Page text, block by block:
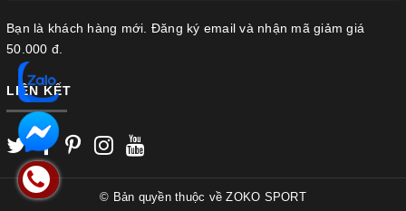
Bạn là khách hàng mới. Đăng ký email và nhận mã giảm giá
50.000 đ.
LIÊN KẾT
© Bản quyền thuộc vềZOKO SPORT